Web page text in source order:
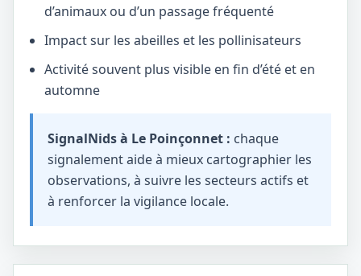
d’animaux ou d’un passage fréquenté
Impact sur les abeilles et les pollinisateurs
Activité souvent plus visible en fin d’été et en
automne
SignalNids à Le Poinçonnet : chaque
signalement aide à mieux cartographier les
observations, à suivre les secteurs actifs et
à renforcer la vigilance locale.